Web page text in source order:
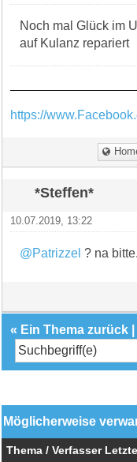
Noch mal Glück im
auf Kulanz repariert
https://
*Steffen*
10.07.2019, 13:22
@Patrizzel ? na bitte.
« Ein Thema zurück
Möglicherweise
Thema / Verfasser